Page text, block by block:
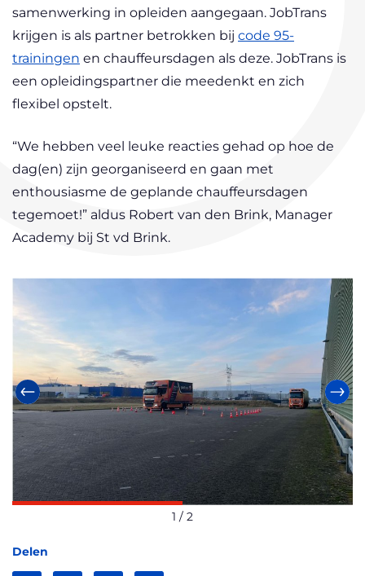
samenwerking in opleiden aangegaan. JobTrans
krijgen is als partner betrokken bij code 95-
trainingen en chauffeursdagen als deze. JobTrans is
een opleidingspartner die meedenkt en zich
flexibel opstelt.
“We hebben veel leuke reacties gehad op hoe de
dag(en) zijn georganiseerd en gaan met
enthousiasme de geplande chauffeursdagen
tegemoet!” aldus Robert van den Brink, Manager
Academy bij St vd Brink.
Vorige
1 / 2
Delen